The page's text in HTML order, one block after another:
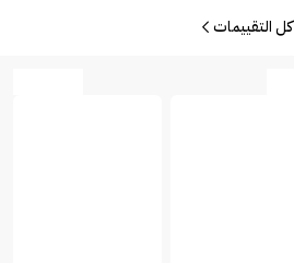
كل التقييمات